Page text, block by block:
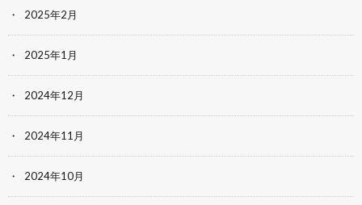
2025年2月
2025年1月
2024年12月
2024年11月
2024年10月